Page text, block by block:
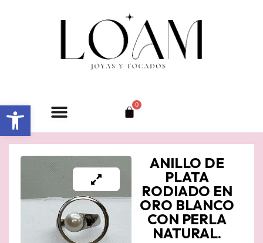
Abrir barra de herramientas 0
Carrito
ANILLO DE
PLATA
RODIADO EN
ORO BLANCO
CON PERLA
NATURAL.